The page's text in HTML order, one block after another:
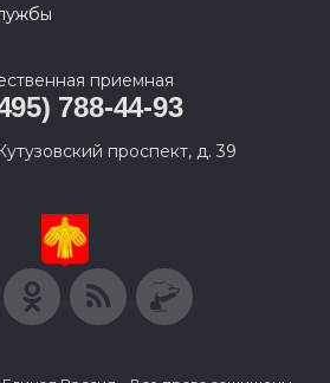
приемная
788-44-93
проспект, д. 39